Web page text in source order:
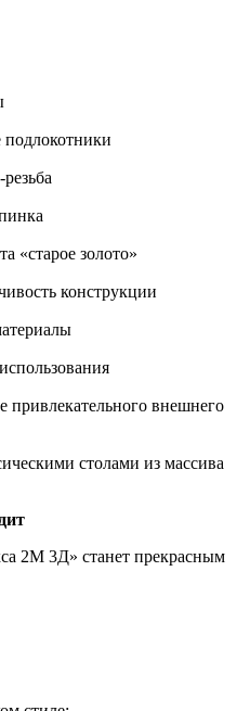
«старое золото»
конструкции
привлекательного внешнего
столами из массива
2М 3Д» станет прекрасным